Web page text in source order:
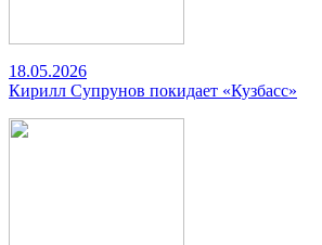
18.05.2026
Кирилл Супрунов покидает «Кузбасс»